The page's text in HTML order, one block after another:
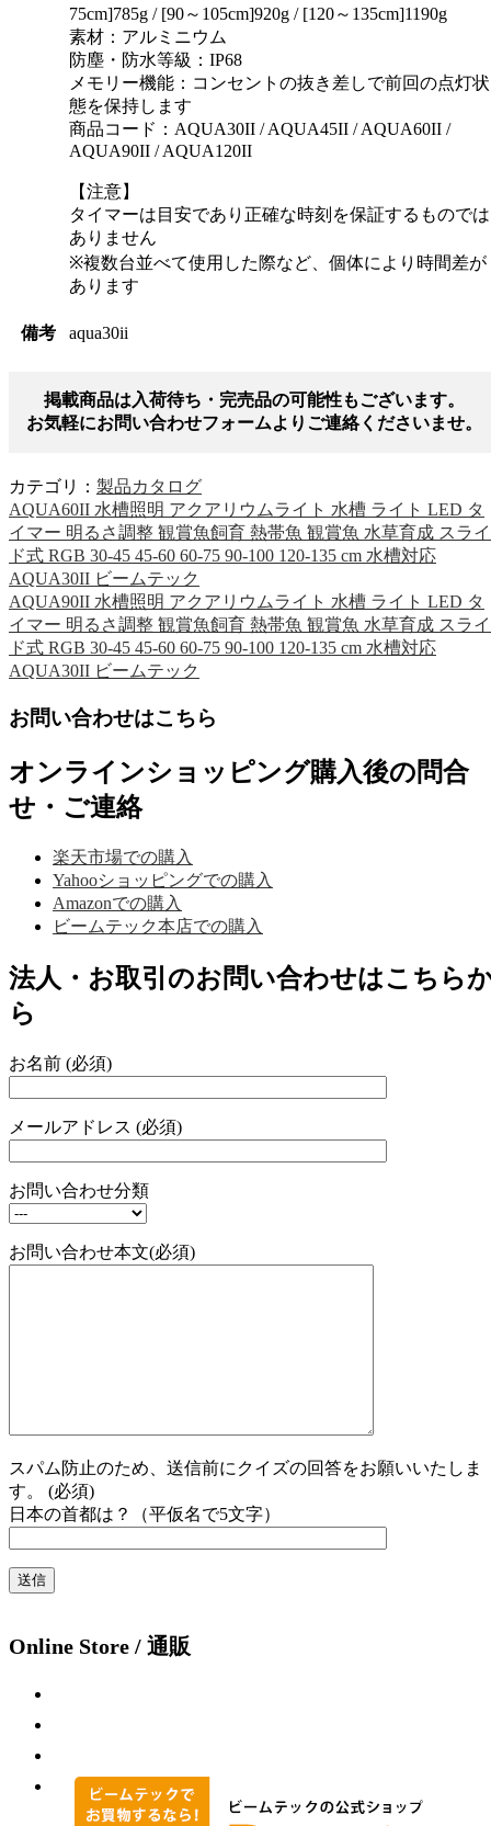
75cm]785g / [90～105cm]920g / [120～135cm]1190g
素材：アルミニウム
防塵・防水等級：IP68
メモリー機能：コンセントの抜き差しで前回の点灯状
態を保持します
商品コード：AQUA30II / AQUA45II / AQUA60II /
AQUA90II / AQUA120II
【注意】
タイマーは目安であり正確な時刻を保証するものでは
ありません
※複数台並べて使用した際など、個体により時間差が
あります
備考 aqua30ii
掲載商品は入荷待ち・完売品の可能性もございます。
お気軽にお問い合わせフォームよりご連絡くださいませ。
カテゴリ： 製品カタログ
AQUA60II 水槽照明 アクアリウムライト 水槽 ライト LED タ
イマー 明るさ調整 観賞魚飼育 熱帯魚 観賞魚 水草育成 スライ
ド式 RGB 30-45 45-60 60-75 90-100 120-135 cm 水槽対応
AQUA30II ビームテック
AQUA90II 水槽照明 アクアリウムライト 水槽 ライト LED タ
イマー 明るさ調整 観賞魚飼育 熱帯魚 観賞魚 水草育成 スライ
ド式 RGB 30-45 45-60 60-75 90-100 120-135 cm 水槽対応
AQUA30II ビームテック
お問い合わせはこちら
オンラインショッピング購入後の問合
せ・ご連絡
楽天市場での購入
Yahooショッピングでの購入
Amazonでの購入
ビームテック本店での購入
法人・お取引のお問い合わせはこちら
ら
お名前 (必須)
メールアドレス (必須)
お問い合わせ分類
お問い合わせ本文(必須)
スパム防止のため、送信前にクイズの回答をお願いいたしま
す。 (必須)
日本の首都は？（平仮名で5文字）
Online Store / 通販